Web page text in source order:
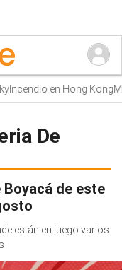
Incendio en Hong Kong
de este
están en juego varios